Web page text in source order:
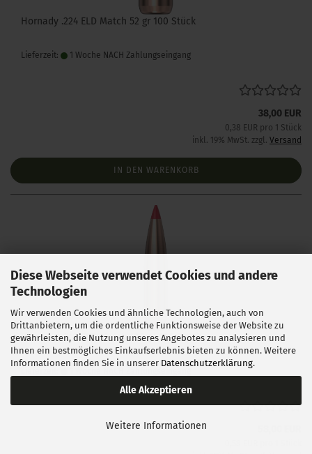
Diese Webseite verwendet Cookies und andere
Technologien
Wir verwenden Cookies und ähnliche Technologien, auch von
Drittanbietern, um die ordentliche Funktionsweise der Website zu
gewährleisten, die Nutzung unseres Angebotes zu analysieren und
Ihnen ein bestmögliches Einkaufserlebnis bieten zu können. Weitere
Informationen finden Sie in unserer Datenschutzerklärung.
Alle Akzeptieren
Weitere Informationen
Hornady .224 ELD Match 52 gr 100 Stück
Lieferzeit: 1 Woche NACH Zahlungseingang
38,00 EUR
0,38 EUR pro 1 Stück
inkl. 19% MwSt. zzgl. Versand
IN DEN WARENKORB
Hornady .243 ELD Match 108 gr 100 Stück